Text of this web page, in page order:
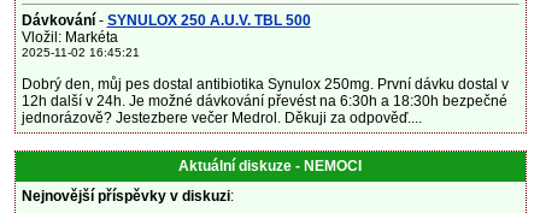
Dávkování - SYNULOX 250 A.U.V. TBL 500
Vložil: Markéta
2025-11-02 16:45:21
Dobrý den, můj pes dostal antibiotika Synulox 250mg. První dávku dostal v
12h další v 24h. Je možné dávkování převést na 6:30h a 18:30h bezpečné
jednorázově? Jestezbere večer Medrol. Děkuji za odpověď....
Aktuální diskuze - NEMOCI
Nejnovější příspěvky v diskuzi: